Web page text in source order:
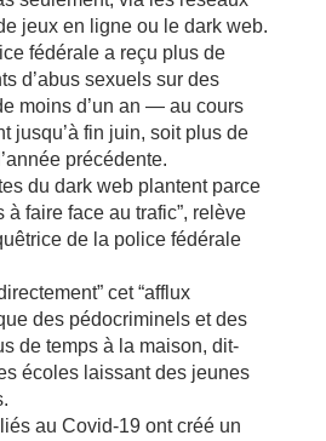
jeux en ligne ou le dark web.
fédérale a reçu plus de
d’abus sexuels sur des
moins d’un an ― au cours
jusqu’à fin juin, soit plus de
précédente.
du dark web plantent parce
à faire face au trafic”, relève
de la police fédérale
cet “afflux
des pédocriminels et des
de temps à la maison, dit-
écoles laissant des jeunes
au Covid-19 ont créé un